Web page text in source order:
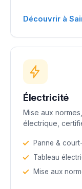
Découvrir à
Électricité
Mise aux
électrique,
Panne &
Tableau
Mise aux